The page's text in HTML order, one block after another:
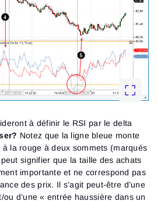
à définir le RSI par le delta
Notez que la ligne bleue monte
la rouge à deux sommets (marqués
signifier que la taille des achats
importante et ne correspond pas
des prix. Il s’agit peut-être d’une
d’une « entrée haussière dans un